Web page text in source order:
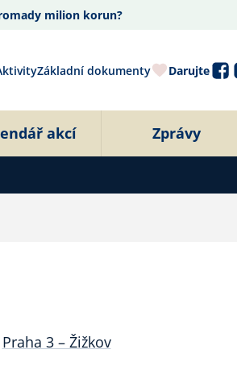
milion korun?
Základní dokumenty Darujte
akcí Zprávy
Praha 3 – Žižkov